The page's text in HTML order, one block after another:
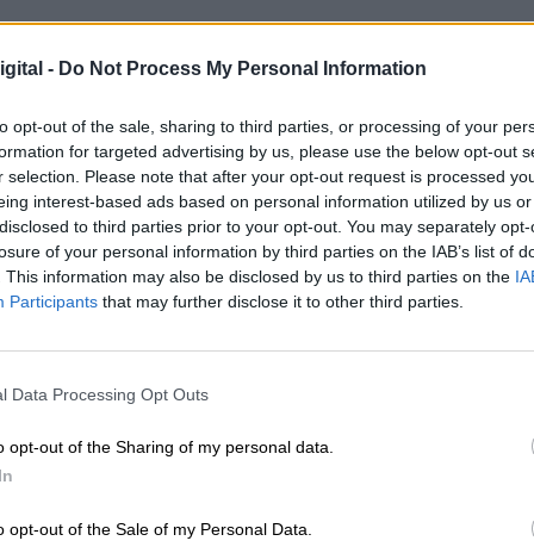
- Do Not Process My Personal Information
opt-out of the sale, sharing to third parties, or processing of your
for targeted advertising by us, please use the below opt-out
selection. Please note that after your opt-out request is processed
interest-based ads based on personal information utilized by us
to third parties prior to your opt-out. You may separately
of your personal information by third parties on the IAB’s list of
This information may also be disclosed by us to third parties on the
Participants that may further disclose it to other third parties.
Data Processing Opt Outs
opt-out of the Sharing of my personal data.
opt-out of the Sale of my Personal Data.
de los plazos de ampliación, mencionando
a finales de año tengan efectos
actualidad”.
facilitan el acceso al Ingreso Mínimo Vital
de empadronamiento, el#INSSy el#INE
#IMV
(@inclusiongob)September 23, 2020
decidido suprimir ha sido el
por ello, para solicitar el Ingreso Mínimo
de empleo.
su inscripción en servicios de empleo en
de la prestación.